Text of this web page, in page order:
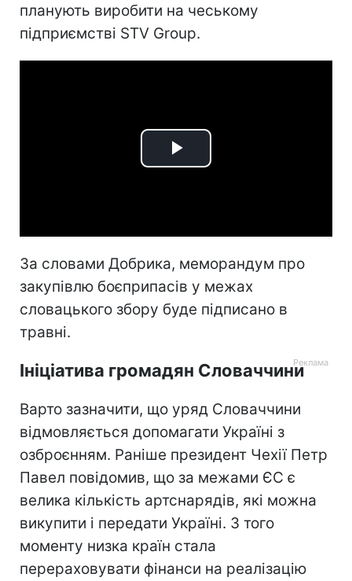
планують виробити на чеському
підприємстві STV Group.
Play
За словами Добрика, меморандум про
закупівлю боєприпасів у межах
словацького збору буде підписано в
травні.
Ініціатива громадян Словаччини
Варто зазначити, що уряд Словаччини
відмовляється допомагати Україні з
озброєнням. Раніше президент Чехії Петр
Павел повідомив, що за межами ЄС є
велика кількість артснарядів, які можна
викупити і передати Україні. З того
моменту низка країн стала
перераховувати фінанси на реалізацію